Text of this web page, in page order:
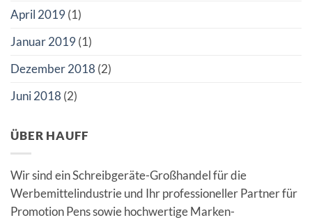
April 2019(1)
Januar 2019(1)
Dezember 2018 (2)
Juni 2018 (2)
ÜBER HAUFF
Wir sind ein Schreibgeräte-Großhandel für die
Werbemittelindustrie und Ihr professioneller Partner für
Promotion Pens sowie hochwertige Marken-